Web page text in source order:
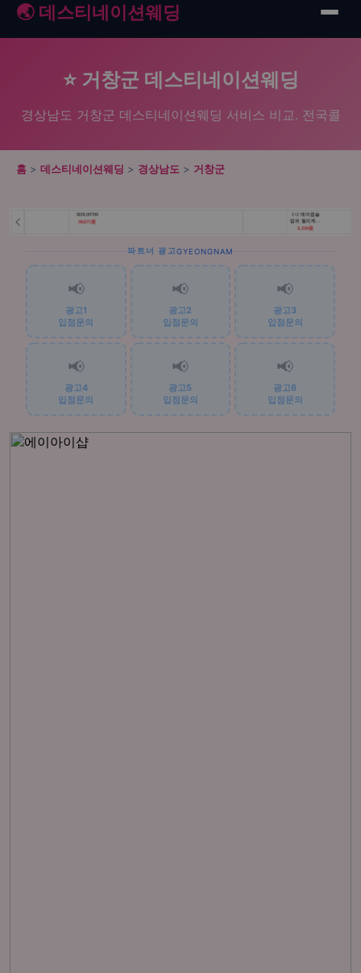
🌏 데스티네이션웨딩
⭐ 거창군 데스티네이션웨딩
경상남도 거창군 데스티네이션웨딩 서비스 비교. 전국콜
홈 > 데스티네이션웨딩 > 경상남도 > 거창군
파트너 광고GYEONGNAM
📢
광고1
입점문의
📢
광고2
입점문의
📢
광고3
입점문의
📢
광고4
입점문의
📢
광고5
입점문의
📢
광고6
입점문의